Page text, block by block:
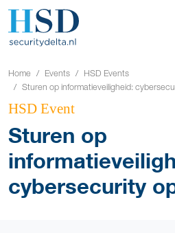
Home Events
HSD Events
Sturen op informatieveiligheid:
HSD Event
Sturen op
cybersecurity